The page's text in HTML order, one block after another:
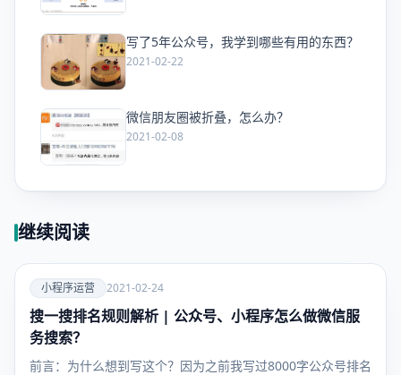
爱 写了5年公众号，我学到哪些有用的东西？
2021-02-22
爱 微信朋友圈被折叠，怎么办？
2021-02-08
继续阅读
爱
小程序运
营
小程序运营 2021-02-24
搜一搜排名规则解析 | 公众号、小程序怎么做微信服
务搜索？
前言：为什么想到写这个？因为之前我写过8000字公众号排名